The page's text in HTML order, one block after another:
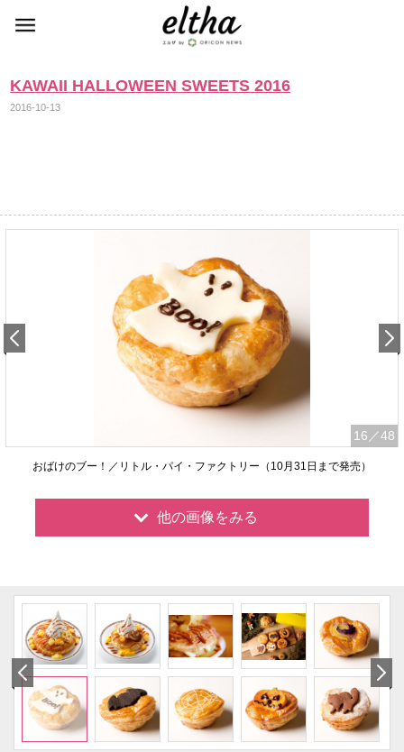
KAWAII HALLOWEEN SWEETS 2016
2016-10-13
16 ／48
おばけのブー！／リトル・パイ・ファクトリー（10月31日まで発売）
他の画像をみる